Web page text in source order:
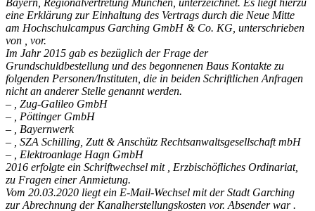
Bayern, Regionalvertretung München, unterzeichnet. Es liegt hierzu
eine Erklärung zur Einhaltung des Vertrags durch die Neue Mitte
am Hochschulcampus Garching GmbH & Co. KG, unterschrieben
von , vor.
Im Jahr 2015 gab es bezüglich der Frage der
Grundschuldbestellung und des begonnenen Baus Kontakte zu
folgenden Personen/Instituten, die in beiden SchriftlichenAnfragen
nicht an anderer Stelle genannt werden.
– , Zug-Galileo GmbH
– , Pöttinger GmbH
– , Bayernwerk
– , SZA Schilling, Zutt & Anschütz Rechtsanwaltsgesellschaft mbH
– , Elektroanlage Hagn GmbH
2016 erfolgte ein Schriftwechsel mit , Erzbischöfliches Ordinariat,
zu Fragen einer Anmietung.
Vom 20.03.2020 liegt ein E-Mail-Wechsel mit der Stadt Garching
zur Abrechnung der Kanalherstellungskosten vor. Absender war .